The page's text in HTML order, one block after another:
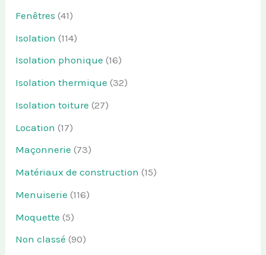
Fenêtres (41)
Isolation (114)
Isolation phonique (16)
Isolation thermique (32)
Isolation toiture (27)
Location (17)
Maçonnerie (73)
Matériaux de construction (15)
Menuiserie (116)
Moquette (5)
Non classé (90)